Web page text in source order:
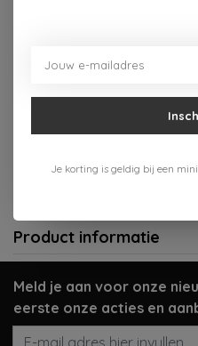
Aan
Verzenden 1-3
Product informatie
Meld je aan voor onze
eerste onze acties en
Je korting is geldig bij een